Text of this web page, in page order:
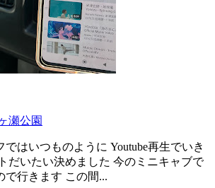
瀬公園
はいつものように Youtube再生でいき
だいたい決めました 今のミニキャブで
で行きます この間...